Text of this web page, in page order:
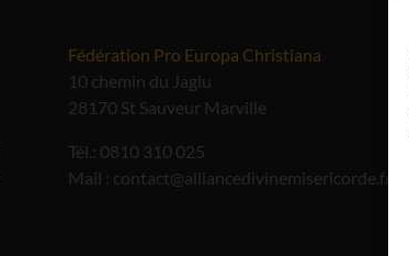
Fédération Pro Europa Christiana
10 chemin du Jaglu
28170 St Sauveur Marville
Tél.: 0810 310 025
Mail : contact@alliancedivinemisericorde.fr